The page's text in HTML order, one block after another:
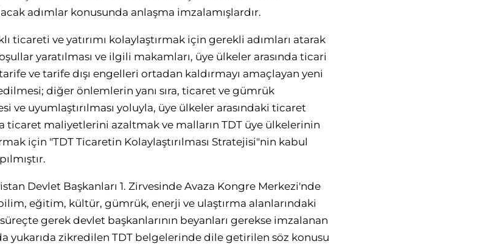
adımlar konusunda anlaşma imzalamışlardır.
ticareti ve yatırımı kolaylaştırmak için gerekli adımları atarak
yaratılması ve ilgili makamları, üye ülkeler arasında ticari
ve tarife dışı engelleri ortadan kaldırmayı amaçlayan yeni
diğer önlemlerin yanı sıra, ticaret ve gümrük
ve uyumlaştırılması yoluyla, üye ülkeler arasındaki ticaret
ticaret maliyetlerini azaltmak ve malların TDT üye ülkelerinin
için "TDT Ticaretin Kolaylaştırılması Stratejisi"nin kabul
Devlet Başkanları 1. Zirvesinde Avaza Kongre Merkezi'nde
eğitim, kültür, gümrük, enerji ve ulaştırma alanlarındaki
gerek devlet başkanlarının beyanları gerekse imzalanan
yukarıda zikredilen TDT belgelerinde dile getirilen söz konusu